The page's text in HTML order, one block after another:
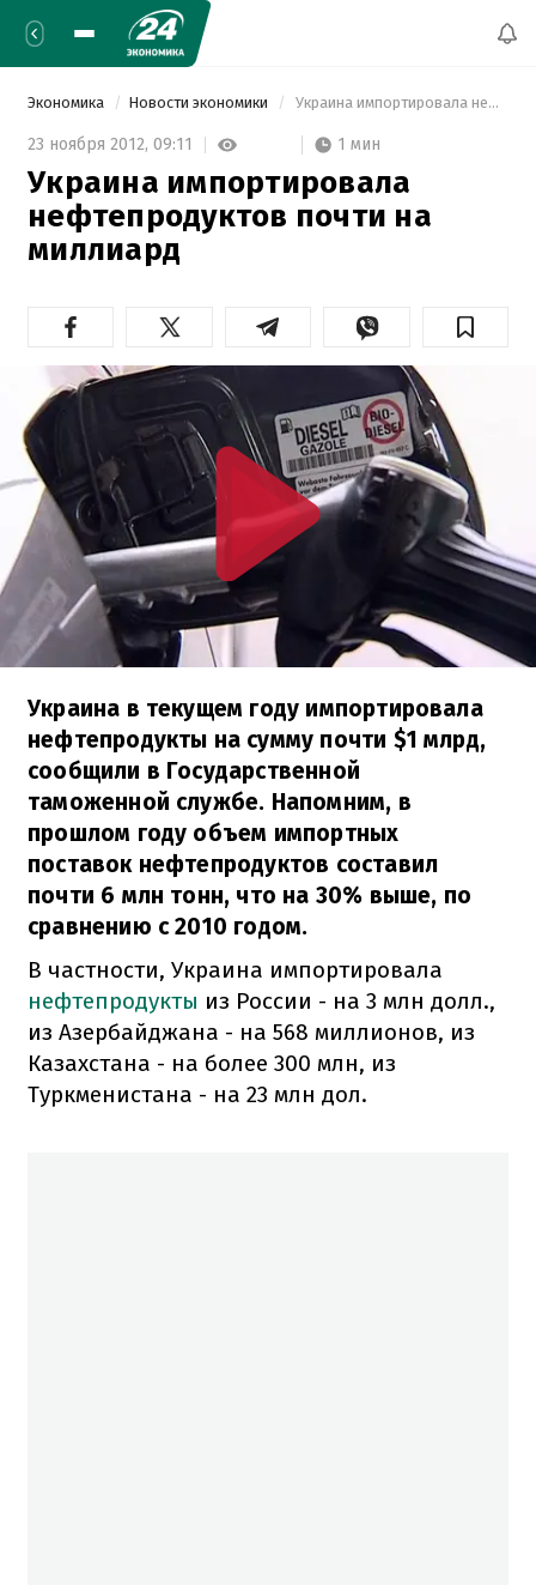
Экономика Новости экономики Украина импортировала нефтепродуктов почти на миллиард
23 ноября 2012, 09:11 1 мин
Украина импортировала
нефтепродуктов почти на
миллиард
Украина в текущем году импортировала
нефтепродукты на сумму почти $1 млрд,
сообщили в Государственной
таможенной службе. Напомним, в
прошлом году объем импортных
поставок нефтепродуктов составил
почти 6 млн тонн, что на 30% выше, по
сравнению с 2010 годом.
В частности, Украина импортировала
нефтепродукты из России - на 3 млн долл.,
из Азербайджана - на 568 миллионов, из
Казахстана - на более 300 млн, из
Туркменистана - на 23 млн дол.